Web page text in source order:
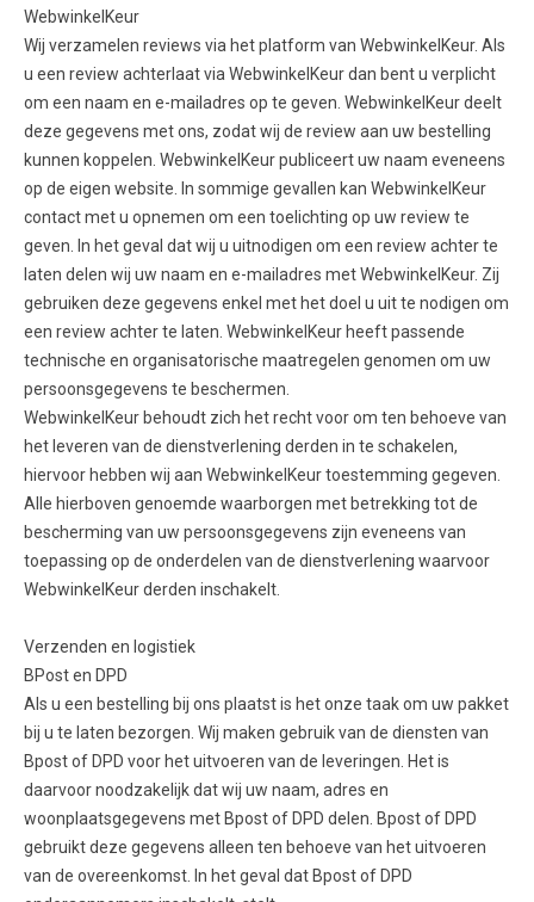
WebwinkelKeur
Wij verzamelen reviews via het platform van WebwinkelKeur. Als
u een review achterlaat via WebwinkelKeur dan bent u verplicht
om een naam en e-mailadres op te geven. WebwinkelKeur deelt
deze gegevens met ons, zodat wij de review aan uw bestelling
kunnen koppelen. WebwinkelKeur publiceert uw naam eveneens
op de eigen website. In sommige gevallen kan WebwinkelKeur
contact met u opnemen om een toelichting op uw review te
geven. In het geval dat wij u uitnodigen om een review achter te
laten delen wij uw naam en e-mailadres met WebwinkelKeur. Zij
gebruiken deze gegevens enkel met het doel u uit te nodigen om
een review achter te laten. WebwinkelKeur heeft passende
technische en organisatorische maatregelen genomen om uw
persoonsgegevens te beschermen.
WebwinkelKeur behoudt zich het recht voor om ten behoeve van
het leveren van de dienstverlening derden in te schakelen,
hiervoor hebben wij aan WebwinkelKeur toestemming gegeven.
Alle hierboven genoemde waarborgen met betrekking tot de
bescherming van uw persoonsgegevens zijn eveneens van
toepassing op de onderdelen van de dienstverlening waarvoor
WebwinkelKeur derden inschakelt.
Verzenden en logistiek
BPost en DPD
Als u een bestelling bij ons plaatst is het onze taak om uw pakket
bij u te laten bezorgen. Wij maken gebruik van de diensten van
Bpost of DPD voor het uitvoeren van de leveringen. Het is
daarvoor noodzakelijk dat wij uw naam, adres en
woonplaatsgegevens met Bpost of DPD delen. Bpost of DPD
gebruikt deze gegevens alleen ten behoeve van het uitvoeren
van de overeenkomst. In het geval dat Bpost of DPD